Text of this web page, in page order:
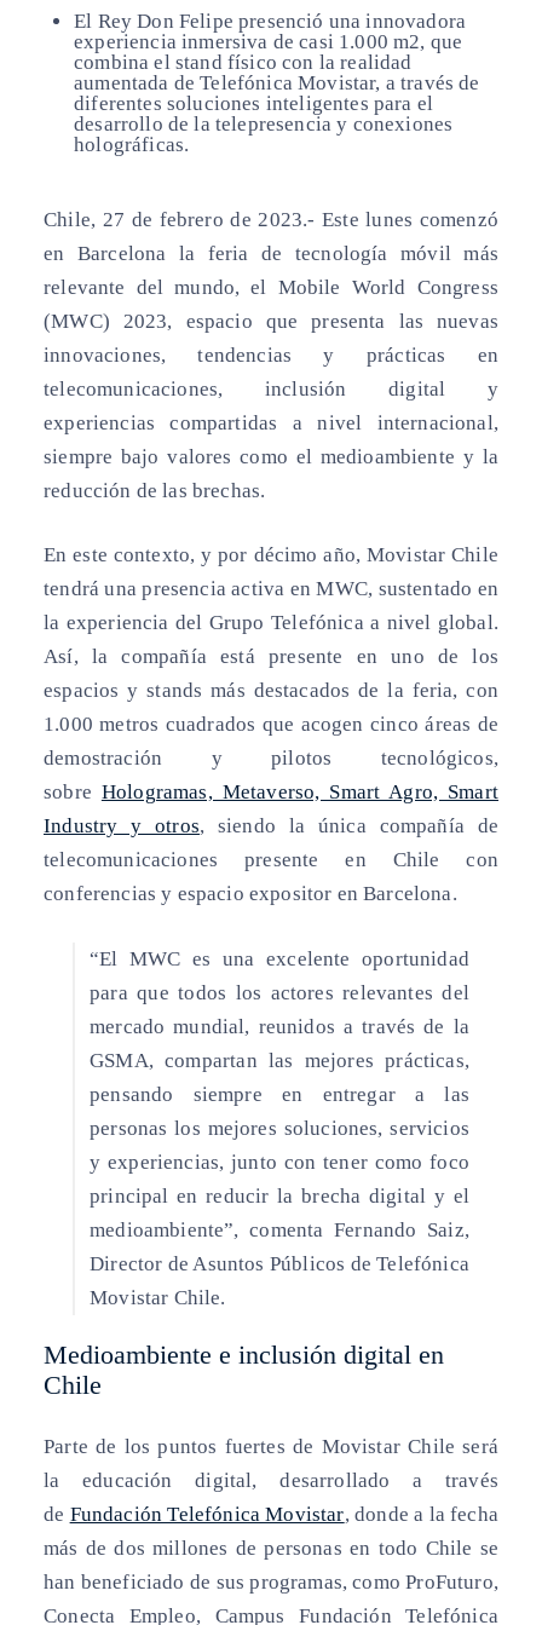
El Rey Don Felipe presenció una innovadora
experiencia inmersiva de casi 1.000 m2, que
combina el stand físico con la realidad
aumentada de Telefónica Movistar, a través de
diferentes soluciones inteligentes para el
desarrollo de la telepresencia y conexiones
holográficas.
Chile, 27 de febrero de 2023.-Este lunes comenzó
en Barcelona la feria de tecnología móvil más
relevante del mundo, el Mobile World Congress
(MWC) 2023, espacio que presenta las nuevas
innovaciones, tendencias y prácticas en
telecomunicaciones, inclusión digital y
experiencias compartidas a nivel internacional,
siempre bajo valores como el medioambiente y la
reducción de las brechas.
En este contexto, y por décimo año, Movistar Chile
tendrá una presencia activa en MWC, sustentado en
la experiencia del Grupo Telefónica a nivel global.
Así, la compañía está presente en uno de los
espacios y stands más destacados de la feria, con
1.000 metros cuadrados que acogen cinco áreas de
demostración y pilotos tecnológicos,
sobre Hologramas, Metaverso, Smart Agro, Smart
Industry y otros, siendo la única compañía de
telecomunicaciones presente en Chile con
conferencias y espacio expositor en Barcelona.
“El MWC es una excelente oportunidad
para que todos los actores relevantes del
mercado mundial, reunidos a través de la
GSMA, compartan las mejores prácticas,
pensando siempre en entregar a las
personas los mejores soluciones, servicios
y experiencias, junto con tener como foco
principal en reducir la brecha digital y el
medioambiente”, comenta Fernando Saiz,
Director de Asuntos Públicos de Telefónica
Movistar Chile.
Medioambiente e inclusión digital en
Chile
Parte de los puntos fuertes de Movistar Chile será
la educación digital, desarrollado a través
de Fundación Telefónica Movistar, donde a la fecha
más de dos millones de personas en todo Chile se
han beneficiado de sus programas, como ProFuturo,
Conecta Empleo, Campus Fundación Telefónica